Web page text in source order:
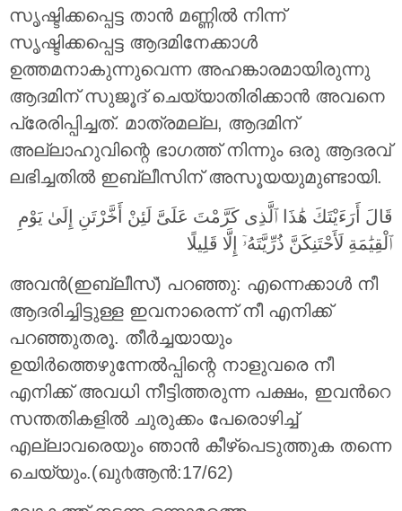
സൃഷ്ടിക്കപ്പെട്ട താന്‍ മണ്ണില്‍ നിന്ന്
സൃഷ്ടിക്കപ്പെട്ട ആദമിനേക്കാള്‍
ഉത്തമനാകുന്നുവെന്ന അഹങ്കാരമായിരുന്നു
ആദമിന് സുജൂദ് ചെയ്യാതിരിക്കാന്‍ അവനെ
പ്രേരിപ്പിച്ചത്. മാത്രമല്ല, ആദമിന്
അല്ലാഹുവിന്റെ ഭാഗത്ത് നിന്നും ഒരു ആദരവ്
ലഭിച്ചതില്‍ ഇബ്ലീസിന് അസൂയയുമുണ്ടായി.
قَالَ أَرَءَيْتَكَ هَٰذَا ٱلَّذِى كَرَّمْتَ عَلَىَّ لَئِنْ أَخَّرْتَنِ إِلَىٰ يَوْمِ
ٱلْقِيَٰمَةِ لَأَحْتَنِكَنَّ ذُرِّيَّتَهُۥٓ إِلَّا قَلِيلًا
അവന്‍(ഇബ്ലീസ്) പറഞ്ഞു: എന്നെക്കാള്‍ നീ
ആദരിച്ചിട്ടുള്ള ഇവനാരെന്ന് നീ എനിക്ക്
പറഞ്ഞുതരൂ. തീര്‍ച്ചയായും
ഉയിര്‍ത്തെഴുന്നേല്‍പ്പിന്റെ നാളുവരെ നീ
എനിക്ക് അവധി നീട്ടിത്തരുന്ന പക്ഷം, ഇവന്‍റെ
സന്തതികളില്‍ ചുരുക്കം പേരൊഴിച്ച്
എല്ലാവരെയും ഞാന്‍ കീഴ്പെടുത്തുക തന്നെ
ചെയ്യും.(ഖു൪ആന്‍:17/62)